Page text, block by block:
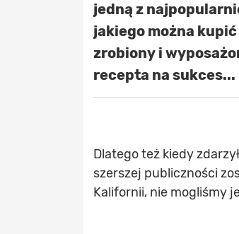
jedną z
jakiego można
zrobiony i
recepta na sukces...
Dlatego też kiedy
szerszej publiczności
Kalifornii, nie mogliśmy